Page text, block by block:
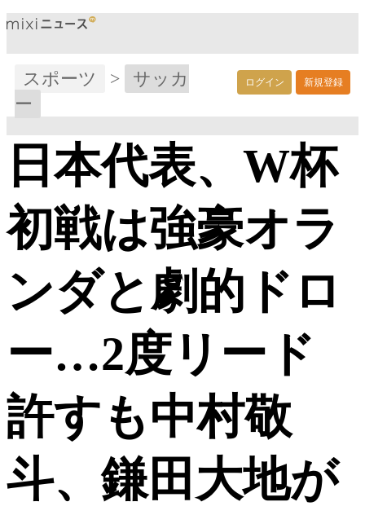
ログイン 新規登録
スポーツ >
サッカ
ー
日本代表、W杯
初戦は強豪オラ
ンダと劇的ドロ
ー…2度リード
許すも中村敬
斗、鎌田大地が